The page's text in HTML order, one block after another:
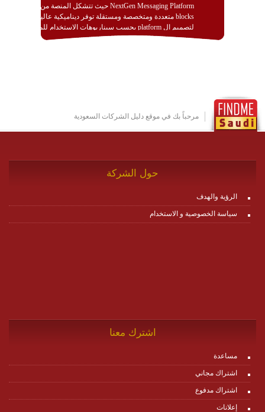
NextGen Messaging Platform حيث تتشكل المنصة من
blocks متعددة ومتخصصة ومستقلة توفر ديناميكية عالية
لتصميم ال platform بحسب سيناريوهات الاستخدام للمنصة
وتتوافق مع النشر والاستثمار ضمن بيئة استضافة dedicated
http://www.plutosms.com/zagel
مرحباً بك في موقع دليل الشركات السعودية
حول الشركة
الرؤية والهدف
سياسة الخصوصية و الاستخدام
اشترك معنا
مساعدة
اشتراك مجاني
اشتراك مدفوع
إعلانات